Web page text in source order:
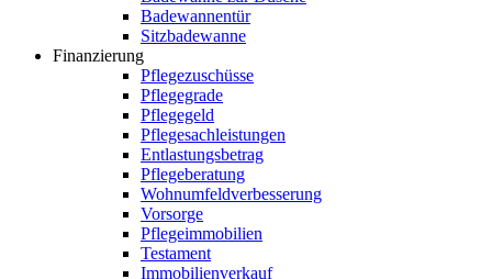
Badewannentür
Sitzbadewanne
Finanzierung
Pflegezuschüsse
Pflegegrade
Pflegegeld
Pflegesachleistungen
Entlastungsbetrag
Pflegeberatung
Wohnumfeldverbesserung
Vorsorge
Pflegeimmobilien
Testament
Immobilienverkauf